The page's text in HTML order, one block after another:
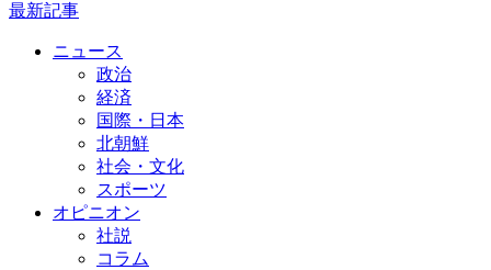
最新記事
ニュース
政治
経済
国際・日本
北朝鮮
社会・文化
スポーツ
オピニオン
社説
コラム